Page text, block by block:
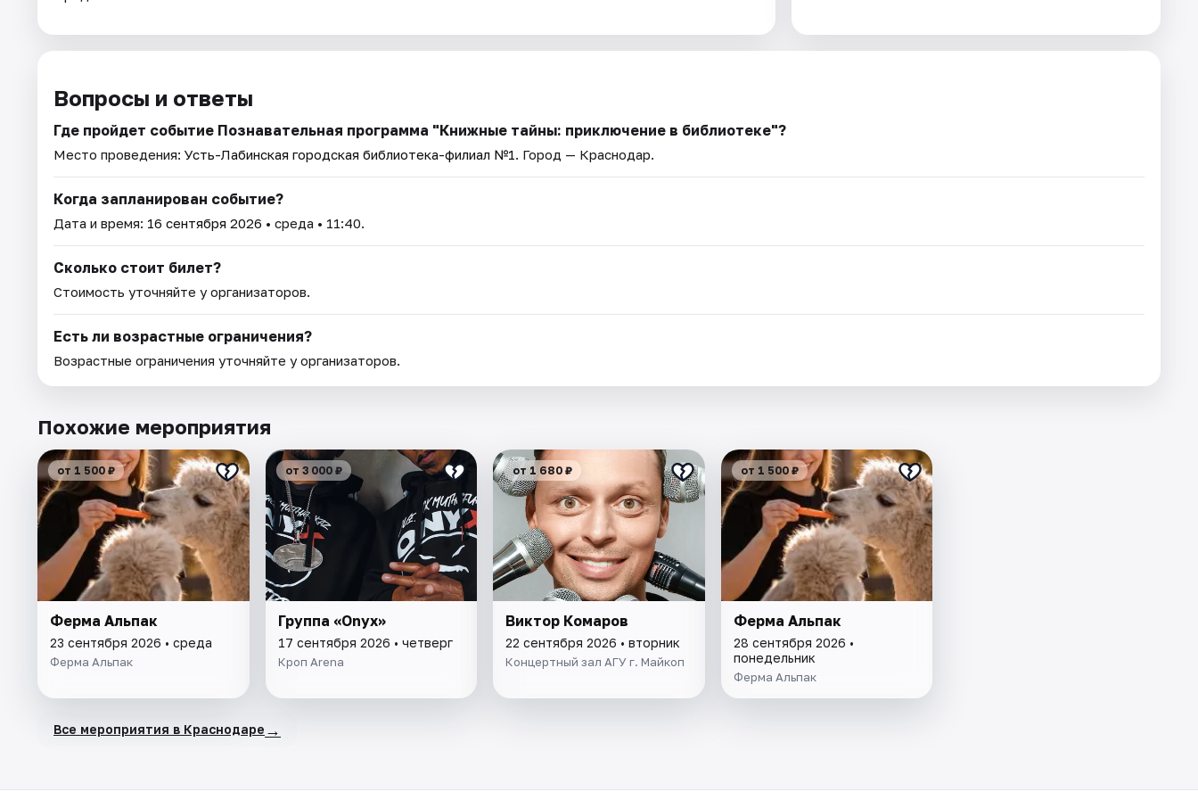
Вопросы и ответы
Где пройдет событие Познавательная программа "Книжные тайны: приключение в библиотеке"?
Место проведения: Усть-Лабинская городская библиотека-филиал №1. Город — Краснодар.
Когда запланирован событие?
Дата и время: 16 сентября 2026 • среда • 11:40.
Сколько стоит билет?
Стоимость уточняйте у организаторов.
Есть ли возрастные ограничения?
Возрастные ограничения уточняйте у организаторов.
Похожие мероприятия
от 1 500 ₽
Ферма Альпак
23 сентября 2026 • среда
Ферма Альпак
от 3 000 ₽
Группа «Onyx»
17 сентября 2026 • четверг
Кроп Arena
от 1 680 ₽
Виктор Комаров
22 сентября 2026 • вторник
Концертный зал АГУ г. Майкоп
от 1 500 ₽
Ферма Альпак
28 сентября 2026 •
понедельник
Ферма Альпак
Все мероприятия в Краснодаре →